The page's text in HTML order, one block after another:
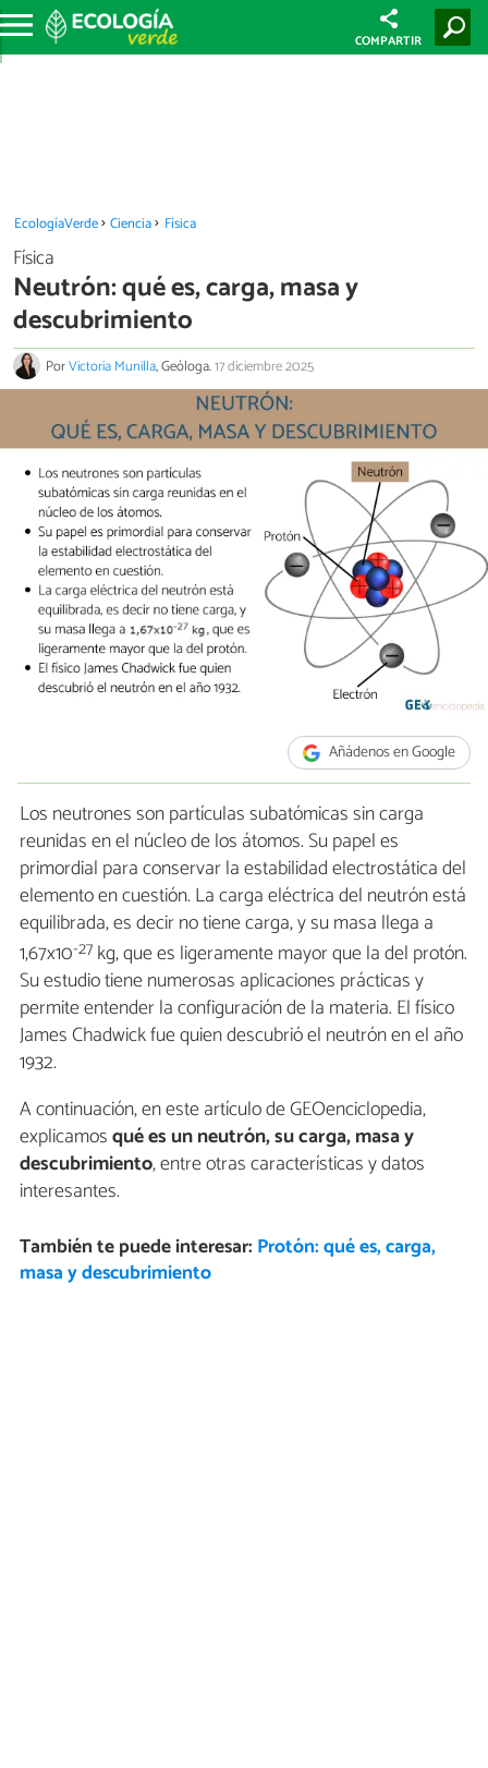
COMPARTIR
EcologíaVerde Ciencia Física
Física
Neutrón: qué es, carga, masa y
descubrimiento
PorVictoria Munilla, Geóloga.17 diciembre 2025
Añádenos en Google
Los neutrones son partículas subatómicas sin carga
reunidas en el núcleo de los átomos. Su papel es
primordial para conservar la estabilidad electrostática del
elemento en cuestión. La carga eléctrica del neutrón está
equilibrada, es decir no tiene carga, y su masa llega a
1,67x10-27 kg, que es ligeramente mayor que la del protón.
Su estudio tiene numerosas aplicaciones prácticas y
permite entender la configuración de la materia. El físico
James Chadwick fue quien descubrió el neutrón en el año
1932.
A continuación, en este artículo de GEOenciclopedia,
explicamosqué es un neutrón, su carga, masa y
descubrimiento, entre otras características y datos
interesantes.
También te puede interesar: Protón: qué es, carga,
masa y descubrimiento